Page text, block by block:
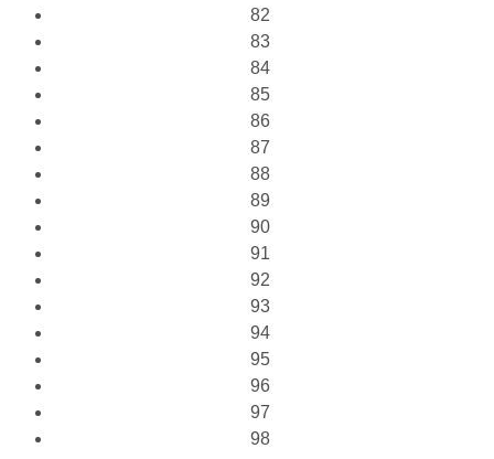
82
83
84
85
86
87
88
89
90
91
92
93
94
95
96
97
98